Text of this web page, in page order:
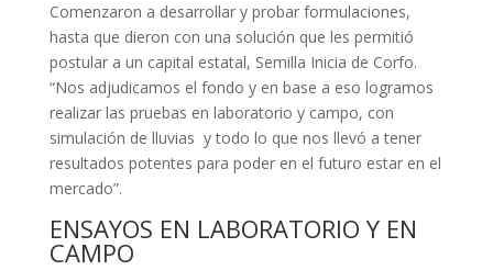
Comenzaron a desarrollar y probar formulaciones,
hasta que dieron con una solución que les permitió
postular a un capital estatal, Semilla Inicia de Corfo.
“Nos adjudicamos el fondo y en base a eso logramos
realizar las pruebas en laboratorio y campo, con
simulación de lluvias y todo lo que nos llevó a tener
resultados potentes para poder en el futuro estar en el
mercado”.
ENSAYOS EN LABORATORIO Y EN
CAMPO